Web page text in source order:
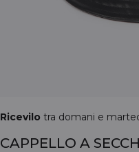
Ricevilo tra domani e
CAPPELLO A